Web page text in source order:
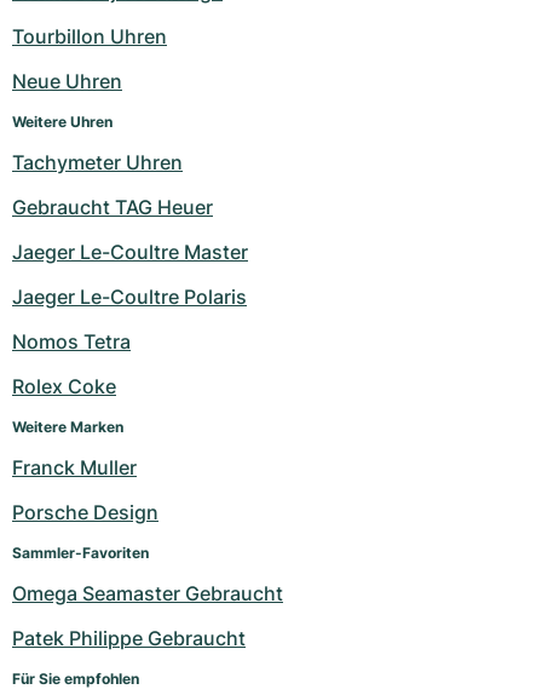
Damenuhren
Damenuhren
Tourbillon Uhren
Neue Uhren
Weitere Uhren
Tachymeter Uhren
Gebraucht TAG Heuer
Jaeger Le-Coultre Master
Jaeger Le-Coultre Polaris
Nomos Tetra
Rolex Coke
Weitere Marken
Franck Muller
Porsche Design
Sammler-Favoriten
Omega Seamaster Gebraucht
Patek Philippe Gebraucht
Für Sie empfohlen